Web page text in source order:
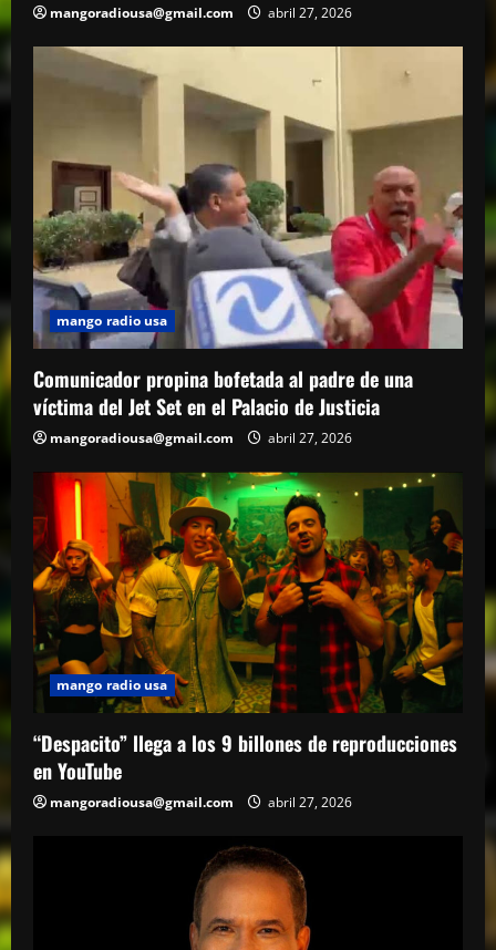
mangoradiousa@gmail.com abril 27, 2026
mango radio usa
Comunicador propina bofetada al padre de una
víctima del Jet Set en el Palacio de Justicia
mangoradiousa@gmail.com abril 27, 2026
mango radio usa
“Despacito” llega a los 9 billones de reproducciones
en YouTube
mangoradiousa@gmail.com abril 27, 2026